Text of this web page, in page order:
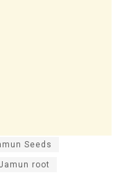
Seeds
root